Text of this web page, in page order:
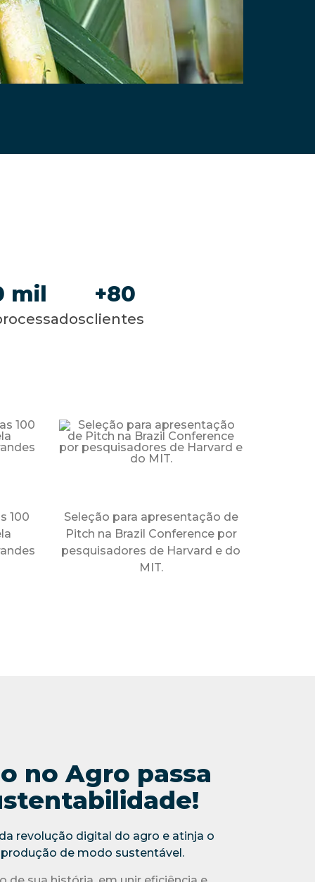
80
clientes
100
Seleção para apresentação de
Pitch na Brazil Conference por
pesquisadores de Harvard e do
MIT.
no Agro passa
revolução digital do agro e atinja o
de modo sustentável.